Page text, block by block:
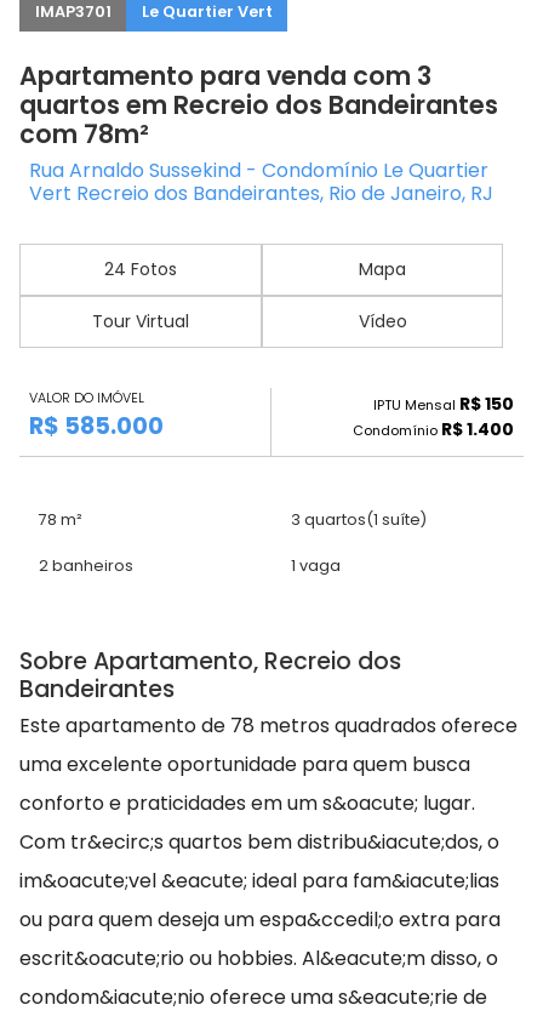
IMAP3701 Le Quartier Vert
Apartamento para venda com 3
quartos em Recreio dos Bandeirantes
com 78m²
Rua Arnaldo Sussekind - Condomínio Le Quartier
Vert Recreio dos Bandeirantes, Rio de Janeiro, RJ
24 Fotos Mapa
Tour Virtual Vídeo
VALOR DO IMÓVEL
R$ 585.000
IPTU Mensal R$ 150
Condomínio R$ 1.400
78 m² 3 quartos(1 suíte)
2 banheiros 1 vaga
Sobre Apartamento, Recreio dos
Bandeirantes
Este apartamento de 78 metros quadrados oferece
uma excelente oportunidade para quem busca
conforto e praticidades em um s&oacute; lugar.
Com tr&ecirc;s quartos bem distribu&iacute;dos, o
im&oacute;vel &eacute; ideal para fam&iacute;lias
ou para quem deseja um espa&ccedil;o extra para
escrit&oacute;rio ou hobbies. Al&eacute;m disso, o
condom&iacute;nio oferece uma s&eacute;rie de